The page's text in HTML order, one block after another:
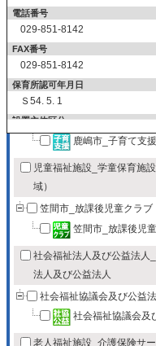
乳児院，児童養護施設等
乳児院，児童養護
児童館
鹿嶋市_子育て支援施設
鹿嶋市_子育て支
児童福祉施設_学童保育施
域）
笠間市_放課後児童クラブ
笠間市_放課後児
社会福祉法人及び公益法人
法人及び公益法人
社会福祉協議会及び公益
社会福祉協議会及
老人福祉施設_介護保険サ
電話番号
029-851-8142
FAX番号
029-851-8142
保育所認可年月日
Ｓ54. 5. 1
設置主体区分
1
移動
ルート検索
印刷